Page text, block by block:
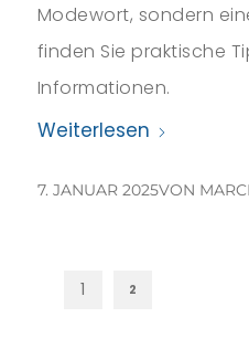
Modewort, sondern
finden Sie praktische
Informationen.
Weiterlesen
7. JANUAR 2025VON
1 2